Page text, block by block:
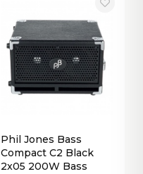
Phil Jones Bass
Compact C2 Black
2x05 200W Bass